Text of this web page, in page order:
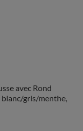
avec Rond
blanc/gris/menthe,